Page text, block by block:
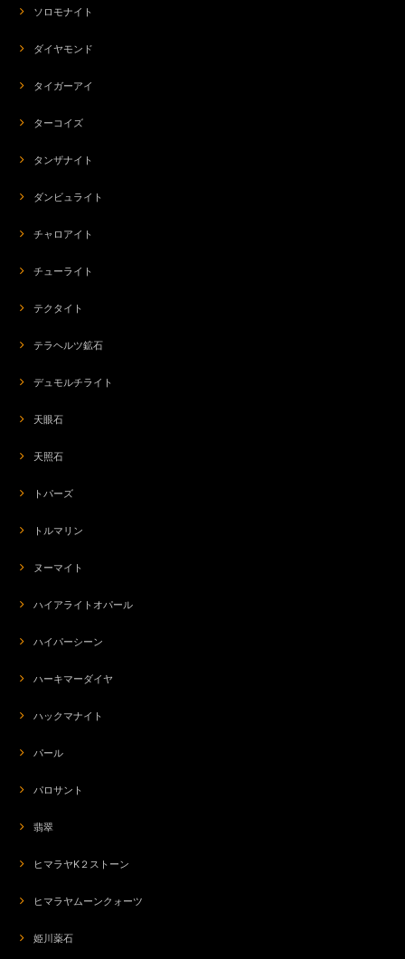
ソロモナイト
ダイヤモンド
タイガーアイ
ターコイズ
タンザナイト
ダンビュライト
チャロアイト
チューライト
テクタイト
テラヘルツ鉱石
デュモルチライト
天眼石
天照石
トパーズ
トルマリン
ヌーマイト
ハイアライトオパール
ハイパーシーン
ハーキマーダイヤ
ハックマナイト
パール
パロサント
翡翠
ヒマラヤK２ストーン
ヒマラヤムーンクォーツ
姫川薬石